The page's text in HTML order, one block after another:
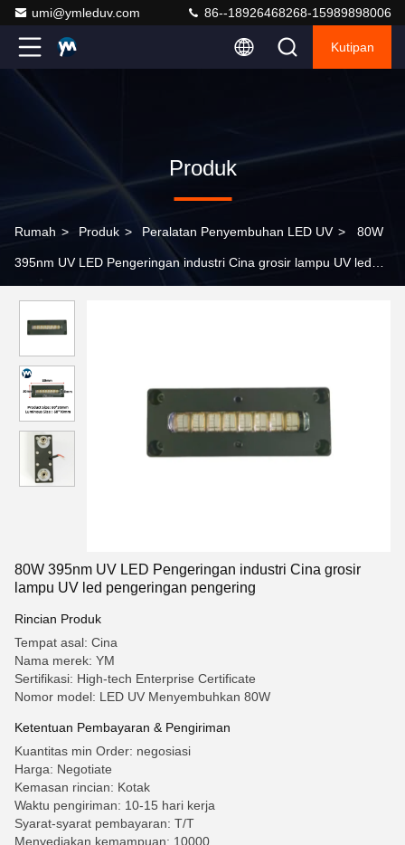
umi@ymleduv.com 86--18926468268-15989898006
Kutipan
Produk
Rumah > Produk > Peralatan Penyembuhan LED UV > 80W
395nm UV LED Pengeringan industri Cina grosir lampu UV led
80W 395nm UV LED Pengeringan industri Cina grosir
lampu UV led pengeringan pengering
Rincian Produk
Tempat asal: Cina
Nama merek: YM
Sertifikasi: High-tech Enterprise Certificate
Nomor model: LED UV Menyembuhkan 80W
Ketentuan Pembayaran & Pengiriman
Kuantitas min Order: negosiasi
Harga: Negotiate
Kemasan rincian: Kotak
Waktu pengiriman: 10-15 hari kerja
Syarat-syarat pembayaran: T/T
Menyediakan kemampuan: 10000